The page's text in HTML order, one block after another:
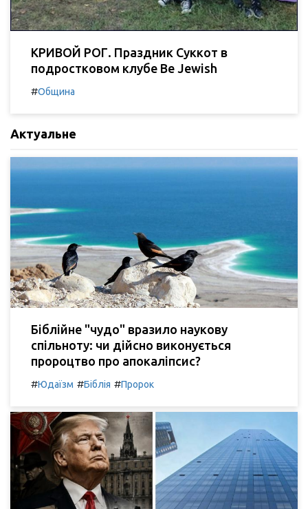
КРИВОЙ РОГ. Праздник Суккот в
подростковом клубе Be Jewish
#Община
Актуальне
Біблійне "чудо" вразило наукову
спільноту: чи дійсно виконується
пророцтво про апокаліпсис?
#Юдаїзм #Біблія #Пророк